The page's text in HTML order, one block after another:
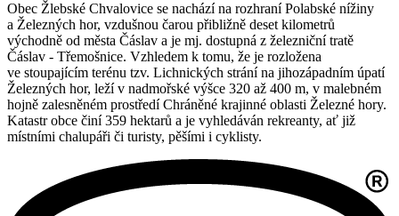
Obec Žlebské Chvalovice se nachází na rozhraní Polabské nížiny
a Železných hor, vzdušnou čarou přibližně deset kilometrů
východně od města Čáslav a je mj. dostupná z železniční tratě
Čáslav - Třemošnice. Vzhledem k tomu, že je rozložena
ve stoupajícím terénu tzv. Lichnických strání na jihozápadním úpatí
Železných hor, leží v nadmořské výšce 320 až 400 m, v malebném
hojně zalesněném prostředí Chráněné krajinné oblasti Železné hory.
Katastr obce činí 359 hektarů a je vyhledáván rekreanty, ať již
místními chalupáři či turisty, pěšími i cyklisty.